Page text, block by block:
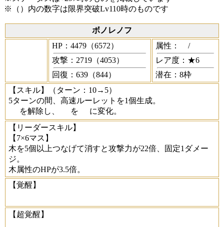
※（）内の数字は限界突破Lv110時のものです
ボノレノフ
HP：4479（6572）
攻撃：2719（4053）
回復：639（844）
属性：
/
レア度：★6
潜在：8枠
【スキル】
（ターン：10→5）
5ターンの間、高速ルーレットを1個生成。
を解除し、
を
に変化。
【リーダースキル】
【7×6マス】
木を5個以上つなげて消すと攻撃力が22倍、固定1ダメー
ジ。
木属性のHPが3.5倍。
【覚醒】
【超覚醒】